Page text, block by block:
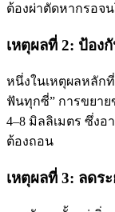
ต้องผ่าตัดหากรอจ
เหตุผลที่ 2: ป้อ
หนึ่งในเหตุผลหลัก
ฟันทุกซี่” การขยาย
4–8 มิลลิเมตร ซึ่ง
ต้องถอน
เหตุผลที่ 3: ลดร